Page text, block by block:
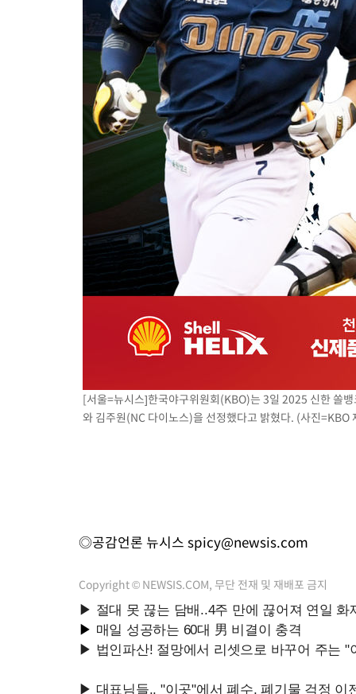
[서울=뉴시스]한국야구위원회(KBO)는 3일 2025 신한 쏠
와 김주원(NC 다이노스)을 선정했다고 밝혔다. (사진
◎공감언론 뉴시스 spicy@newsis.com
Copyright © NEWSIS.COM, 무단 전재 및 재배포 금지